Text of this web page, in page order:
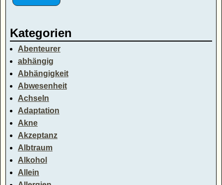
Kategorien
Abenteurer
abhängig
Abhängigkeit
Abwesenheit
Achseln
Adaptation
Akne
Akzeptanz
Albtraum
Alkohol
Allein